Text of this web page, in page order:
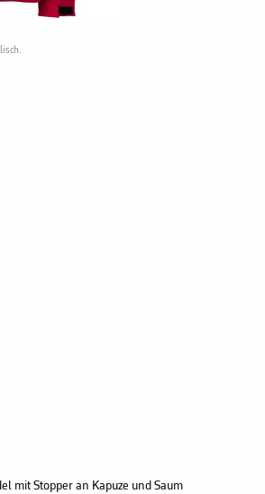
mit Stopper an Kapuze und Saum